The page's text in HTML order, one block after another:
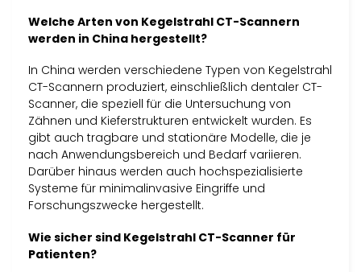
Welche Arten von Kegelstrahl CT-Scannern
werden in China hergestellt?
In China werden verschiedene Typen von Kegelstrahl
CT-Scannern produziert, einschließlich dentaler CT-
Scanner, die speziell für die Untersuchung von
Zähnen und Kieferstrukturen entwickelt wurden. Es
gibt auch tragbare und stationäre Modelle, die je
nach Anwendungsbereich und Bedarf variieren.
Darüber hinaus werden auch hochspezialisierte
Systeme für minimalinvasive Eingriffe und
Forschungszwecke hergestellt.
Wie sicher sind Kegelstrahl CT-Scanner für
Patienten?